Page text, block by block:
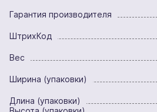
Гарантия производителя
ШтрихКод
Вес
Ширина (упаковки)
Длина (упаковки)